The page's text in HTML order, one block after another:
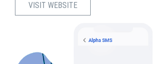
VISIT WEBSITE